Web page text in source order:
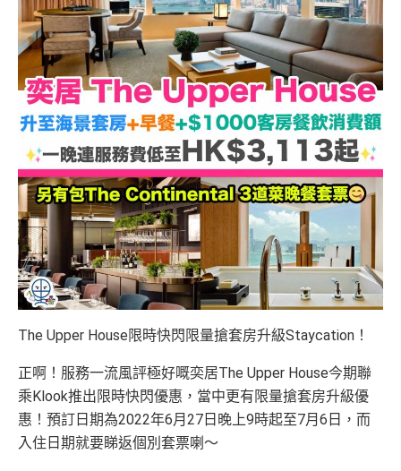
The Upper House限時快閃限量搶套房升級Staycation！
正啊！服務一流風評極好嘅奕居The Upper House今期聯
乘Klook推出限時快閃優惠，當中更有限量搶套房升級優
惠！預訂日期為2022年6月27日晚上9時起至7月6日，而
入住日期就要睇返個別套票喇～